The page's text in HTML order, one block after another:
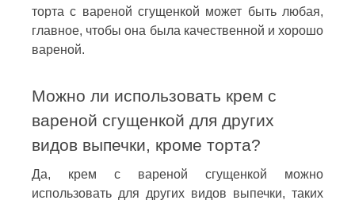
торта с вареной сгущенкой может быть любая,
главное, чтобы она была качественной и хорошо
вареной.
Можно ли использовать крем с
вареной сгущенкой для других
видов выпечки, кроме торта?
Да, крем с вареной сгущенкой можно
использовать для других видов выпечки, таких